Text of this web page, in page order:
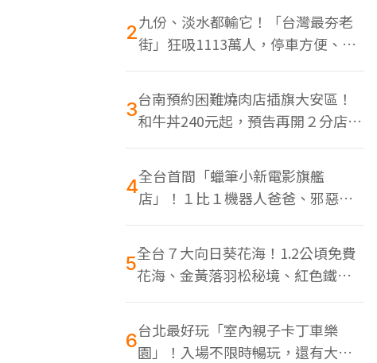
2九份、淡水都輸它！「台灣最夯老
街」狂吸1113萬人，停車方便、特
色美食多
3台南預約困難燒肉店插旗大安區！
和牛丼240元起，預告再開２分店、
地點曝光
4全台首間「蠟筆小新電影旗艦
店」！１比１機器人爸爸、邪惡正
男，百款周邊買翻
5全台７大向日葵花海！1.2公頃免費
花海、金黃落羽松秘境、紅色鐵橋
同框
6台北最好玩「室內親子卡丁車樂
園」！入場不限時暢玩，還有大螢